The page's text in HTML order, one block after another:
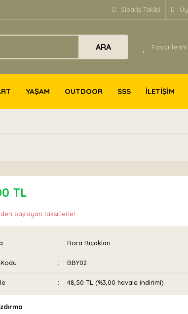
Sipariş Takibi
ARA Favorilerim
YAŞAM OUTDOOR SSS İLETİŞİM
TL
den başlayan taksitlerle!
Bora Bıçakları
BBY02
48,50 TL (%3,00 havale indirimi)